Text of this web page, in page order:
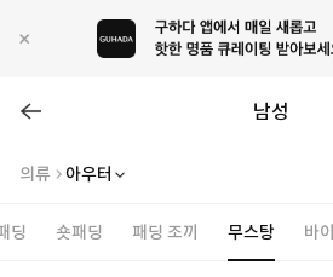
남성
의류 아우터
딩 숏패딩 패딩 조끼 무스탕 바